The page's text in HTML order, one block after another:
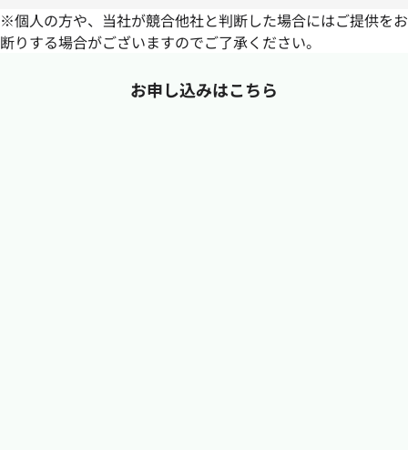
※個人の方や、当社が競合他社と判断した場合にはご提供をお
断りする場合がございますのでご了承ください。
お申し込みはこちら